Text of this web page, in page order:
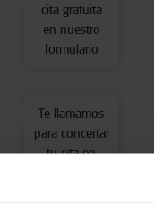
cita gratuita
en nuestro
formulario
Te llamamos
para concertar
tu cita en